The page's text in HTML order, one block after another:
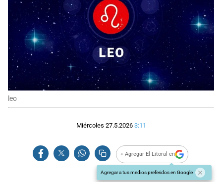
leo
Miércoles 27.5.2026 3:11
+ Agregar El Litoral en
Agregar a tus medios preferidos en Google